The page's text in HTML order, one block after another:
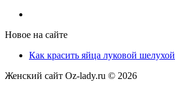
Новое на сайте
Как красить яйца луковой шелухой
Женский сайт Oz-lady.ru © 2026